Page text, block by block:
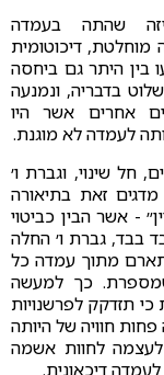
שהתה בעמדה
דיכוטומית
בין היתר גם ביחסה
בדבריה, ונמנעה
אחרים אשר היו
לעמדה לא מוגנת.
חל שינוי, וגברת ו׳
זאת בתיאורה
- אשר הבין כביטוי
בבד, גברת ו׳ החלה
מתוך עמדה כל
שמספרת. כך למעשה
תזדקק לפרשנויות
חוויה של היותה
לעצמה לחוות אשמה
דיכאונית.